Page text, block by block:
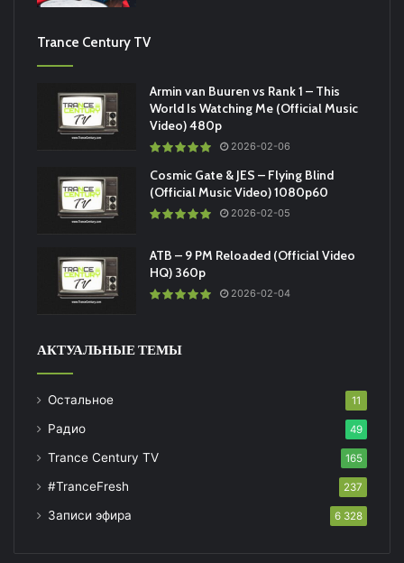
Trance Century TV
Armin van Buuren vs Rank 1 – This
World Is Watching Me (Official Music
Video) 480p
2026-02-06
Cosmic Gate & JES – Flying Blind
(Official Music Video) 1080p60
2026-02-05
ATB – 9 PM Reloaded (Official Video
HQ) 360p
2026-02-04
АКТУАЛЬНЫЕ ТЕМЫ
Остальное 11
Радио 49
Trance Century TV 165
#TranceFresh 237
Записи эфира 6 328